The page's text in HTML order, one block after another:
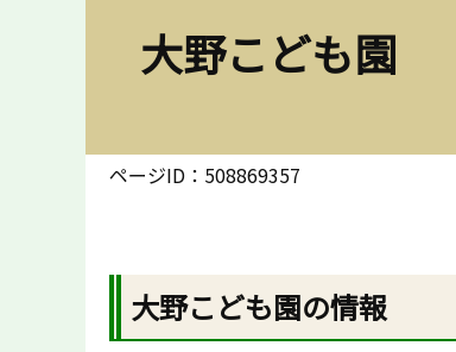
大野こども園
ページID：508869357
大野こども園の情報